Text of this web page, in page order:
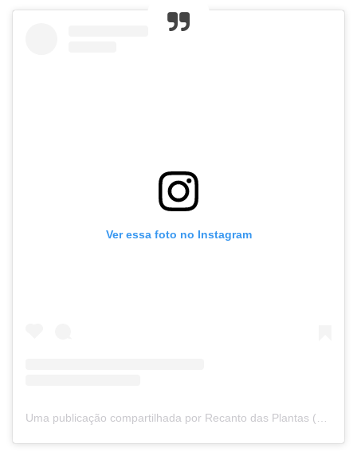
Ver essa foto no Instagram
Uma publicação compartilhada por Recanto das Plantas (@recantodasplantasal)